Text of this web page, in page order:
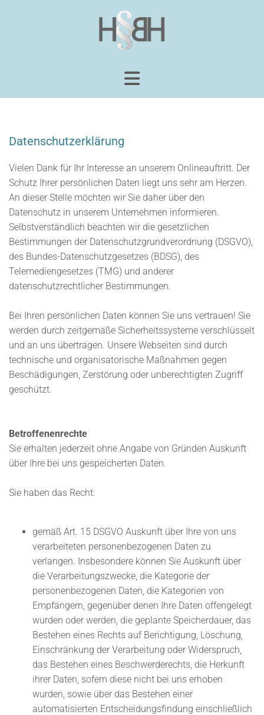
Datenschutzerklärung
Vielen Dank für Ihr Interesse an unserem Onlineauftritt. Der
Schutz Ihrer persönlichen Daten liegt uns sehr am Herzen.
An dieser Stelle möchten wir Sie daher über den
Datenschutz in unserem Unternehmen informieren.
Selbstverständlich beachten wir die gesetzlichen
Bestimmungen der Datenschutzgrundverordnung (DSGVO),
des Bundes-Datenschutzgesetzes (BDSG), des
Telemediengesetzes (TMG) und anderer
datenschutzrechtlicher Bestimmungen.
Bei Ihren persönlichen Daten können Sie uns vertrauen! Sie
werden durch zeitgemäße Sicherheitssysteme verschlüsselt
und an uns übertragen. Unsere Webseiten sind durch
technische und organisatorische Maßnahmen gegen
Beschädigungen, Zerstörung oder unberechtigten Zugriff
geschützt.
Betroffenenrechte
Sie erhalten jederzeit ohne Angabe von Gründen Auskunft
über Ihre bei uns gespeicherten Daten.
Sie haben das Recht:
gemäß Art. 15 DSGVO Auskunft über Ihre von uns
verarbeiteten personenbezogenen Daten zu
verlangen. Insbesondere können Sie Auskunft über
die Verarbeitungszwecke, die Kategorie der
personenbezogenen Daten, die Kategorien von
Empfängern, gegenüber denen Ihre Daten offengelegt
wurden oder werden, die geplante Speicherdauer, das
Bestehen eines Rechts auf Berichtigung, Löschung,
Einschränkung der Verarbeitung oder Widerspruch,
das Bestehen eines Beschwerderechts, die Herkunft
ihrer Daten, sofern diese nicht bei uns erhoben
wurden, sowie über das Bestehen einer
automatisierten Entscheidungsfindung einschließlich